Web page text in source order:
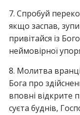
7. Спробуй
якщо заспав,
привітайся із
неймовірної
8. Молитва
Бога про
вповні відкрите
суєта буднів,